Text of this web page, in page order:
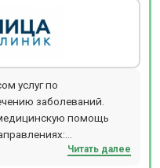
услуг по
заболеваний.
помощь
Читать далее